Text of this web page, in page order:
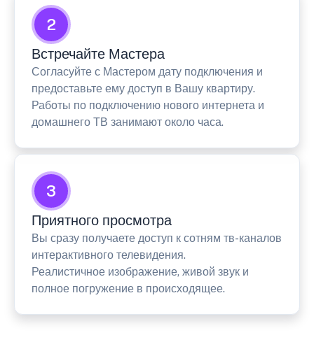
2
Встречайте Мастера
Согласуйте с Мастером дату подключения и
предоставьте ему доступ в Вашу квартиру.
Работы по подключению нового интернета и
домашнего ТВ занимают около часа.
3
Приятного просмотра
Вы сразу получаете доступ к сотням тв-каналов
интерактивного телевидения.
Реалистичное изображение, живой звук и
полное погружение в происходящее.